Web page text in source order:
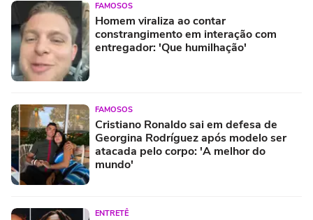
FAMOSOS
Homem viraliza ao contar
constrangimento em interação com
entregador: 'Que humilhação'
FAMOSOS
Cristiano Ronaldo sai em defesa de
Georgina Rodríguez após modelo ser
atacada pelo corpo: 'A melhor do
mundo'
ENTRETÊ